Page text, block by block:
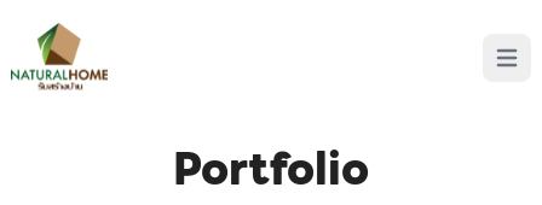
Portfolio